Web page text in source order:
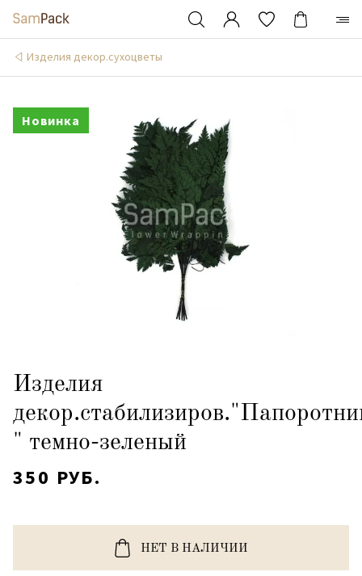
Изделия декор.сухоцветы
Новинка
Изделия
" темно-зеленый
350 РУБ.
НЕТ В НАЛИЧИИ